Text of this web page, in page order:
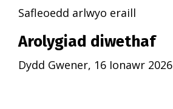
Safleoedd arlwyo eraill
Arolygiad diwethaf
Dydd Gwener, 16 Ionawr 2026